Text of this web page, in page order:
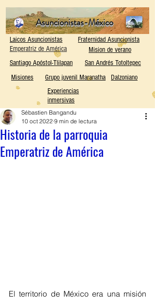
Asuncionistas-México
Laicos Asuncionistas
Fraternidad Asuncionista
Emperatriz de América
Mision de verano
Santiago Apóstol-Tlilapan
San Andrés Totoltepec
Misiones
Grupo juvenil Maranatha
Dalzoniano
Experiencias
inmersivas
Historia de la parroquia
Emperatriz de América
Sébastien Bangandu
10 oct 2022 9 min de lectura
El territorio de México era una misión